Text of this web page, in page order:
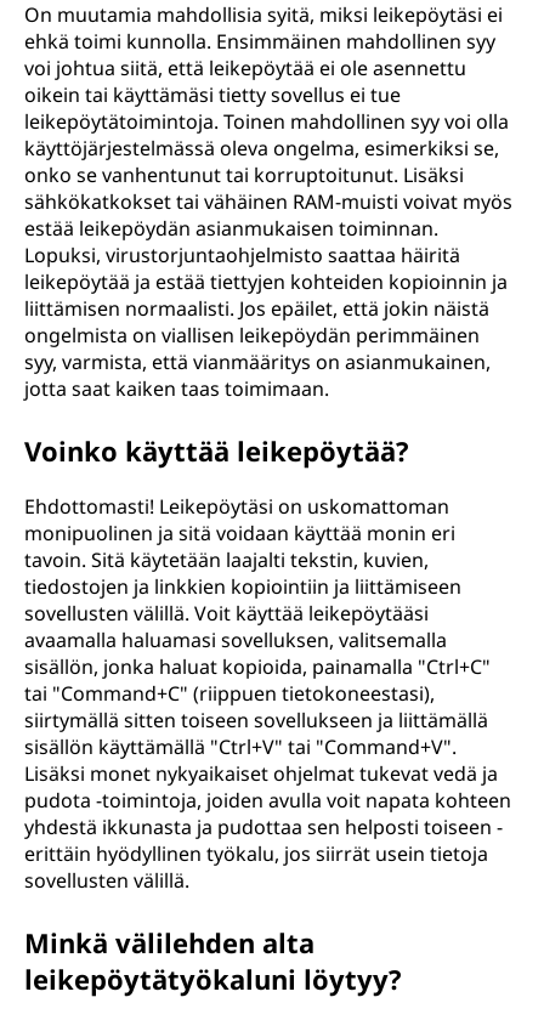
On muutamia mahdollisia syitä, miksi leikepöytäsi ei
ehkä toimi kunnolla. Ensimmäinen mahdollinen syy
voi johtua siitä, että leikepöytää ei ole asennettu
oikein tai käyttämäsi tietty sovellus ei tue
leikepöytätoimintoja. Toinen mahdollinen syy voi olla
käyttöjärjestelmässä oleva ongelma, esimerkiksi se,
onko se vanhentunut tai korruptoitunut. Lisäksi
sähkökatkokset tai vähäinen RAM-muisti voivat myös
estää leikepöydän asianmukaisen toiminnan.
Lopuksi, virustorjuntaohjelmisto saattaa häiritä
leikepöytää ja estää tiettyjen kohteiden kopioinnin ja
liittämisen normaalisti. Jos epäilet, että jokin näistä
ongelmista on viallisen leikepöydän perimmäinen
syy, varmista, että vianmääritys on asianmukainen,
jotta saat kaiken taas toimimaan.
Voinko käyttää leikepöytää?
Ehdottomasti! Leikepöytäsi on uskomattoman
monipuolinen ja sitä voidaan käyttää monin eri
tavoin. Sitä käytetään laajalti tekstin, kuvien,
tiedostojen ja linkkien kopiointiin ja liittämiseen
sovellusten välillä. Voit käyttää leikepöytääsi
avaamalla haluamasi sovelluksen, valitsemalla
sisällön, jonka haluat kopioida, painamalla "Ctrl+C"
tai "Command+C" (riippuen tietokoneestasi),
siirtymällä sitten toiseen sovellukseen ja liittämällä
sisällön käyttämällä "Ctrl+V" tai "Command+V".
Lisäksi monet nykyaikaiset ohjelmat tukevat vedä ja
pudota -toimintoja, joiden avulla voit napata kohteen
yhdestä ikkunasta ja pudottaa sen helposti toiseen -
erittäin hyödyllinen työkalu, jos siirrät usein tietoja
sovellusten välillä.
Minkä välilehden alta
leikepöytätyökaluni löytyy?